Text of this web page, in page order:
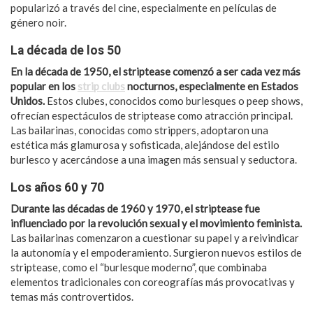
popularizó a través del cine, especialmente en películas de
género noir.
La década de los 50
En la década de 1950, el striptease comenzó a ser cada vez más
popular en los strip clubsnocturnos, especialmente en Estados
Unidos. Estos clubes, conocidos como burlesques o peep shows,
ofrecían espectáculos de striptease como atracción principal.
Las bailarinas, conocidas como strippers, adoptaron una
estética más glamurosa y sofisticada, alejándose del estilo
burlesco y acercándose a una imagen más sensual y seductora.
Los años 60 y 70
Durante las décadas de 1960 y 1970, el striptease fue
influenciado por la revolución sexual y el movimiento feminista.
Las bailarinas comenzaron a cuestionar su papel y a reivindicar
la autonomía y el empoderamiento. Surgieron nuevos estilos de
striptease, como el “burlesque moderno”, que combinaba
elementos tradicionales con coreografías más provocativas y
temas más controvertidos.